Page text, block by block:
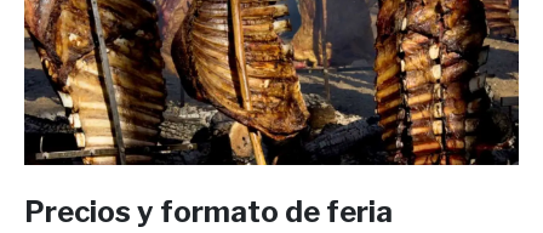
Precios y formato de feria